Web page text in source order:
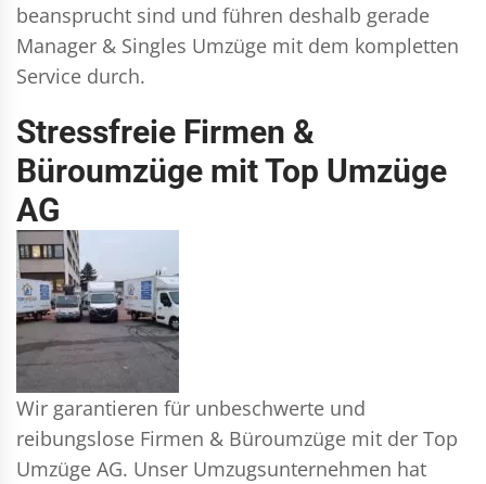
beansprucht sind und führen deshalb gerade
Manager & Singles Umzüge mit dem kompletten
Service durch.
Stressfreie Firmen &
Büroumzüge mit Top Umzüge
AG
Wir garantieren für unbeschwerte und
reibungslose Firmen & Büroumzüge mit der Top
Umzüge AG. Unser Umzugsunternehmen hat